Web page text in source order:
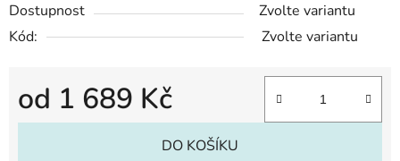
Dostupnost
Zvolte variantu
Kód:
Zvolte variantu
od 1 689 Kč
Měrná cena:
DO KOŠÍKU